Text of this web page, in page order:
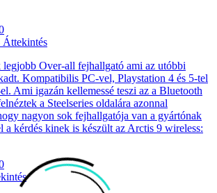
Áttekintés
Over-all fejhallgató ami az utóbbi
Kompatibilis PC-vel, Playstation 4 és 5-tel
Ami igazán kellemessé teszi az a Bluetooth
a Steelseries oldalára azonnal
nagyon sok fejhallgatója van a gyártónak
a kérdés kinek is készült az Arctis 9 wireless: